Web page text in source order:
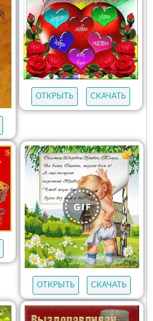
ОТКРЫТЬ СКАЧАТЬ
ОТКРЫТЬ СКАЧАТЬ